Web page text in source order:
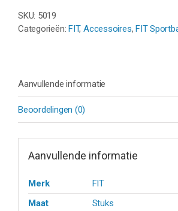
SKU: 5019
Categorieën: FIT, Accessoires, FIT
Aanvullende informatie
Beoordelingen (0)
Aanvullende informatie
Merk
FIT
Maat
Stuks